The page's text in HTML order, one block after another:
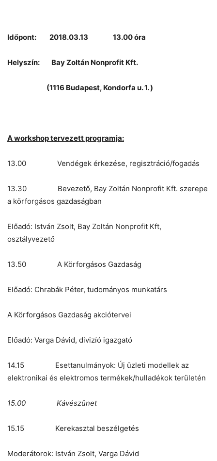
Időpont: 2018.03.13 13.00 óra
Helyszín: Bay Zoltán Nonprofit Kft.
(1116 Budapest, Kondorfa u. 1. )
A workshop tervezett programja:
13.00 Vendégek érkezése, regisztráció/fogadás
13.30 Bevezető, Bay Zoltán Nonprofit Kft. szerepe
a körforgásos gazdaságban
Előadó: István Zsolt, Bay Zoltán Nonprofit Kft,
osztályvezető
13.50 A Körforgásos Gazdaság
Előadó: Chrabák Péter, tudományos munkatárs
A Körforgásos Gazdaság akciótervei
Előadó: Varga Dávid, divizíó igazgató
14.15 Esettanulmányok: Új üzleti modellek az
elektronikai és elektromos termékek/hulladékok területén
15.00 Kávészünet
15.15 Kerekasztal beszélgetés
Moderátorok: István Zsolt, Varga Dávid